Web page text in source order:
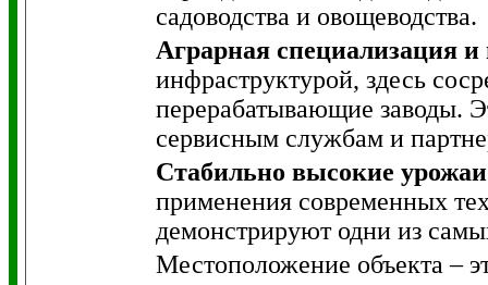
садоводства и овощеводства.
Аграрная специализация
инфраструктурой, здесь
перерабатывающие заводы.
сервисным службам и
Стабильно высокие урожаи
применения современных
демонстрируют одни из
Местоположение объекта –